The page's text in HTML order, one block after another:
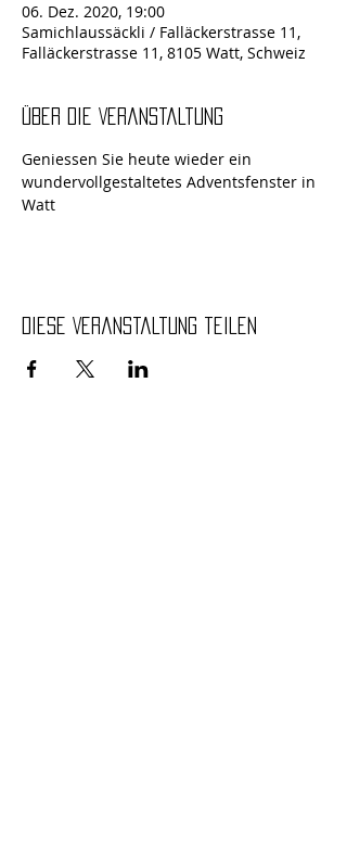
06. Dez. 2020, 19:00
Samichlaussäckli / Falläckerstrasse 11,
Falläckerstrasse 11, 8105 Watt, Schweiz
Über die Veranstaltung
Geniessen Sie heute wieder ein
wundervollgestaltetes Adventsfenster in
Watt
Diese Veranstaltung teilen